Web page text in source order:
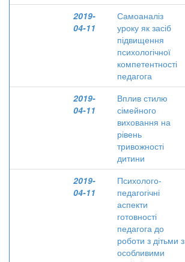
2019-
04-11
Самоаналіз
уроку як засіб
підвищення
психологічної
компетентності
педагога
2019-
04-11
Вплив стилю
сімейного
виховання на
рівень
тривожності
дитини
2019-
04-11
Психолого-
педагогічні
аспекти
готовності
педагога до
роботи з дітьми з
особливими